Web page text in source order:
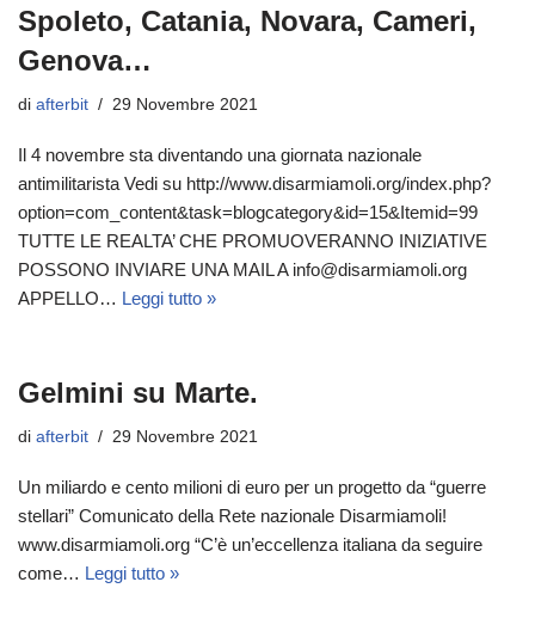
Spoleto, Catania, Novara, Cameri,
Genova…
di afterbit 29 Novembre 2021
Il 4 novembre sta diventando una giornata nazionale
antimilitarista Vedi su http://www.disarmiamoli.org/index.php?
option=com_content&task=blogcategory&id=15&Itemid=99
TUTTE LE REALTA’ CHE PROMUOVERANNO INIZIATIVE
POSSONO INVIARE UNA MAIL A info@disarmiamoli.org
APPELLO… Leggi tutto »
Gelmini su Marte.
di afterbit 29 Novembre 2021
Un miliardo e cento milioni di euro per un progetto da “guerre
stellari” Comunicato della Rete nazionale Disarmiamoli!
www.disarmiamoli.org “C’è un’eccellenza italiana da seguire
come… Leggi tutto »